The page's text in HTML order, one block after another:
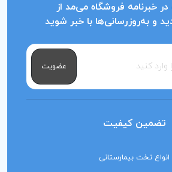
خبرنامه فروشگاه می‌مد از
و به‌روزرسانی‌ها با خبر شوید
عضویت
تضمین کیفیت
انواع تخت بیمارستانی